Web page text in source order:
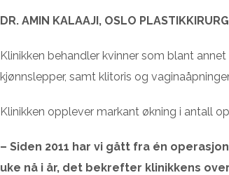
DR. AMIN KALAAJI, OSLO
Klinikken behandler kvinner som blant
kjønnslepper, samt klitoris og
Klinikken opplever markant økning i antall
– Siden 2011 har vi gått fra én
uke nå i år, det bekrefter klinikkens